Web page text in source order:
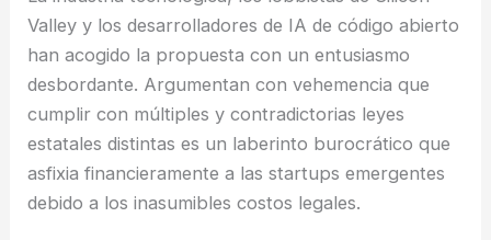
Valley y los desarrolladores de IA de código abierto
han acogido la propuesta con un entusiasmo
desbordante. Argumentan con vehemencia que
cumplir con múltiples y contradictorias leyes
estatales distintas es un laberinto burocrático que
asfixia financieramente a las startups emergentes
debido a los inasumibles costos legales.